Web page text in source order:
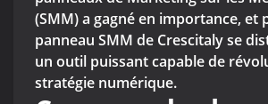
(SMM) a gagné en importance, et
panneau SMM de Crescitaly se
un outil puissant capable de
stratégie numérique.